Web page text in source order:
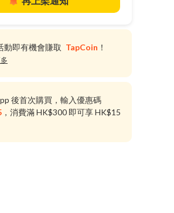
動即有機會賺取 TapCoin ！
後首次購買，輸入優惠碼
，消費滿 HK$300 即可享 HK$15